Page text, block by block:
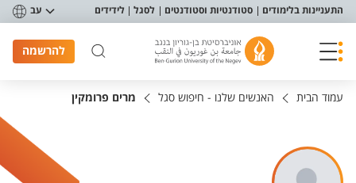
תפריט נגישות
התעניינות בלימודים סטודנטיות וסטודנטים לסגל לידידים עב
להרשמה
עמוד הבית האנשים שלנו - חיפוש סגל מרים פרומקין